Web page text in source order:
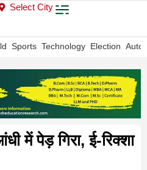
Select City
Sports Technology Election Auto
में पेड़ गिरा, ई-रिक्शा